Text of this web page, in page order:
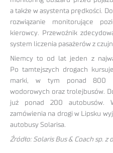
a także w asystenta prędkości.
rozwiązanie monitorujące
kierowcy. Przewoźnik
system liczenia pasażerów z
Niemcy to od lat jeden z
Po tamtejszych drogach
marki, w tym ponad 800
wodorowych oraz trolejbusów.
już ponad 200 autobusów.
zamówienia na drogi w Lipsku
autobusy Solarisa.
Źródło: Solaris Bus & Coach sp. z